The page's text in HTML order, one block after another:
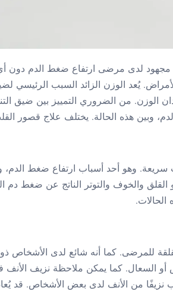
لدى مرضى ارتفاع ضغط الدم دون
يُعد الوزن الزائد السبب الرئيسي
الوزن. من الضروري التمييز بين ضيق
وبين هذه الحالة. يختلف علاج قصور
سريعة. وهو أحد أسباب ارتفاع ضغط
والخوف والتوتر الناتج عن ضغط
الحالات.
للمرضى. كما أنه شائع لدى الأشخاص
السعال. كما يمكن ملاحظة نزيف الأنف
من الأنف لدى بعض الأشخاص. قد